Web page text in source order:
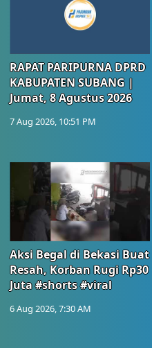
RAPAT PARIPURNA DPRD
KABUPATEN SUBANG |
Jumat, 8 Agustus 2026
7 Aug 2026, 10:51 PM
Aksi Begal di Bekasi Buat
Resah, Korban Rugi Rp30
Juta #shorts #viral
6 Aug 2026, 7:30 AM